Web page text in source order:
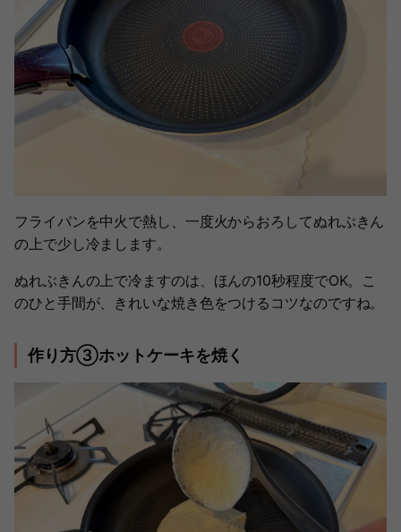
フライパンを中火で熱し、一度火からおろしてぬれぶきん
の上で少し冷まします。
ぬれぶきんの上で冷ますのは、ほんの10秒程度でOK。こ
のひと手間が、きれいな焼き色をつけるコツなのですね。
作り方③ホットケーキを焼く